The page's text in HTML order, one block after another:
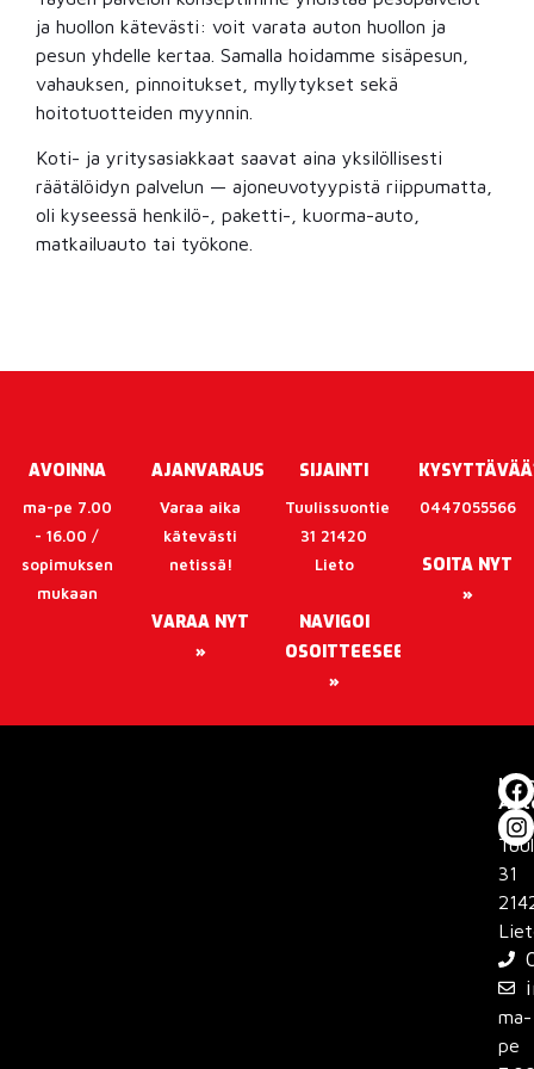
ja huollon kätevästi: voit varata auton huollon ja
pesun yhdelle kertaa. Samalla hoidamme sisäpesun,
vahauksen, pinnoitukset, myllytykset sekä
hoitotuotteiden myynnin.
Koti- ja yritysasiakkaat saavat aina yksilöllisesti
räätälöidyn palvelun — ajoneuvotyypistä riippumatta,
oli kyseessä henkilö-, paketti-, kuorma-auto,
matkailuauto tai työkone.
AVOINNA
ma-pe 7.00
- 16.00 /
sopimuksen
mukaan
AJANVARAUS
Varaa aika
kätevästi
netissä!
VARAA NYT
»
SIJAINTI
Tuulissuontie
31 21420
Lieto
NAVIGOI
OSOITTEESEEN
»
0447055566
SOITA NYT
»
Oy
31
ma-
pe